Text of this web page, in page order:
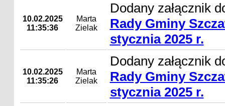
10.02.2025
11:35:36
Marta
Zielak
Dodany załącznik
Rady Gminy
stycznia 2025 r.
10.02.2025
11:35:26
Marta
Zielak
Dodany załącznik
Rady Gminy
stycznia 2025 r.